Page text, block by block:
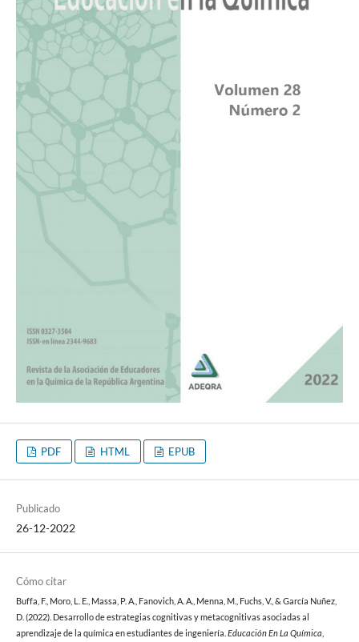
PDF HTML EPUB
Publicado
26-12-2022
Cómo citar
Buffa, F., Moro, L. E., Massa, P. A., Fanovich, A. A., Menna, M., Fuchs, V., & García Nuñez,
D. (2022). Desarrollo de estrategias cognitivas y metacognitivas asociadas al
aprendizaje de la química en estudiantes de ingeniería.Educación En La Química,